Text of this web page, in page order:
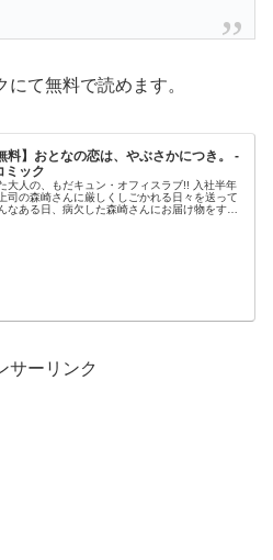
て無料で読めます。
料】おとなの恋は、やぶさかにつき。 -
ミック
大人の、もだキュン・オフィスラブ!! 入社半年
司の森崎さんに厳しくしごかれる日々を送って
なある日、病欠した森崎さんにお届け物をする
サーリンク